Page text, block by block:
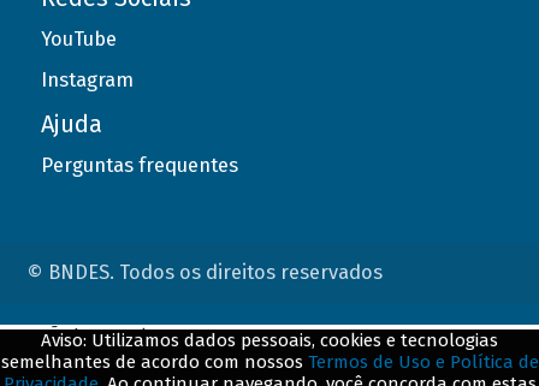
YouTube
Instagram
Ajuda
Perguntas frequentes
© BNDES. Todos os direitos reservados
Aviso: Utilizamos dados pessoais, cookies e tecnologias
semelhantes de acordo com nossos Termos de Uso e Política de
ConteÃºdo complementar
${title}${badge}